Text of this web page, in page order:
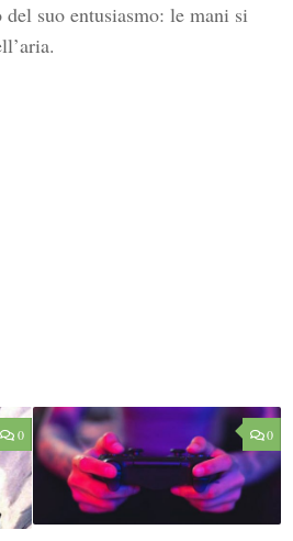
del suo entusiasmo: le mani si
0 0